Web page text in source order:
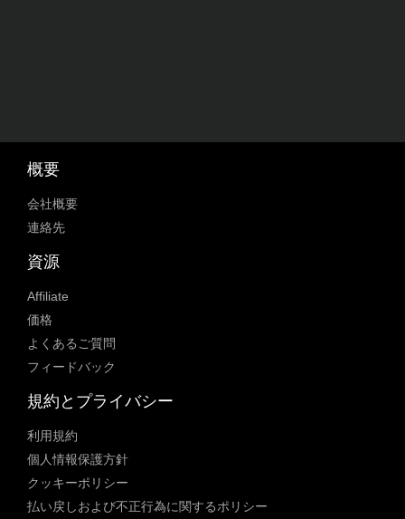
概要
会社概要
連絡先
資源
Affiliate
価格
よくあるご質問
フィードバック
規約とプライバシー
利用規約
個人情報保護方針
クッキーポリシー
払い戻しおよび不正行為に関するポリシー